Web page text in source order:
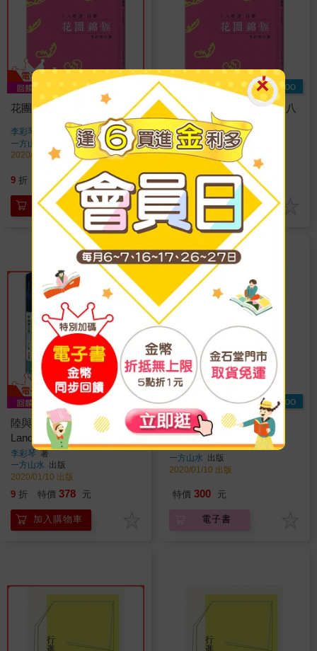
花團錦簇：十八相送詩集
李彩琴
一方山水
2020/11/01 出版
9 折 234 元
加入購物車
Readmoo
【電子書】花團錦簇：十八
相送詩集
李彩琴著
一方山水 出版
2020/11/01 出版
特價 208 元
電子書
陸與海之間 (Between the
Land And the Sea)
李彩琴著
一方山水 出版
2020/01/10 出版
9 折 特價 378 元
加入購物車
Readmoo
【電子書】陸與海之間
李彩琴著
一方山水 出版
2020/01/10 出版
特價 300 元
電子書